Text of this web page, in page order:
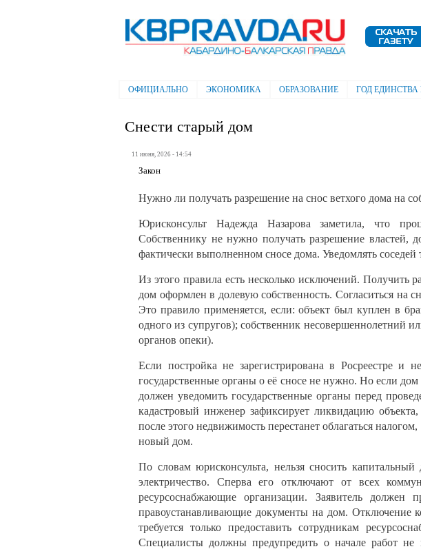
Электронная газета "Кабардино-
Балкарская правда"
Главное меню
ОФИЦИАЛЬНО ЭКОНОМИКА ОБРАЗОВАНИЕ ГОД
Снести старый дом
11 июня, 2026 - 14:54
Закон
Нужно ли получать разрешение на снос ветхого дома на
Юрисконсульт Надежда Назарова заметила, что
Собственнику не нужно получать разрешение властей,
фактически выполненном сносе дома. Уведомлять соседей
Из этого правила есть несколько исключений. Получить
дом оформлен в долевую собственность. Согласиться на
Это правило применяется, если: объект был куплен в
одного из супругов); собственник несовершеннолетний
органов опеки).
Если постройка не зарегистрирована в Росреестре и
государственные органы о её сносе не нужно. Но если дом
должен уведомить государственные органы перед
кадастровый инженер зафиксирует ликвидацию
после этого недвижимость перестанет облагаться
новый дом.
По словам юрисконсульта, нельзя сносить
электричество. Сперва его отключают от всех
ресурсоснабжающие организации. Заявитель должен
правоустанавливающие документы на дом. Отключение
требуется только предоставить сотрудникам
Специалисты должны предупредить о начале работ